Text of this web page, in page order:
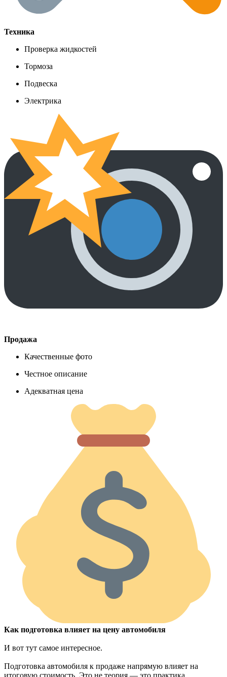
Техника
Проверка жидкостей
Тормоза
Подвеска
Электрика
Продажа
Качественные фото
Честное описание
Адекватная цена
Как подготовка влияет на цену автомобиля
И вот тут самое интересное.
Подготовка автомобиля к продаже напрямую влияет на
итоговую стоимость. Это не теория — это практика.